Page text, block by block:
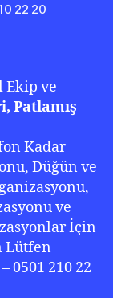
22 20
Ekip ve
Patlamış
Kadar
Düğün ve
ve
İçin
Lütfen
0501 210 22